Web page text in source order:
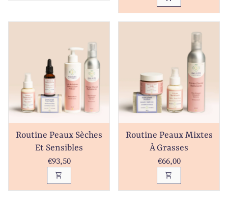
Routine Peaux Sèches
Et Sensibles
Prix normal
€93,50
shopping_cart
Routine Peaux Mixtes
À Grasses
Prix normal
€66,00
shopping_cart